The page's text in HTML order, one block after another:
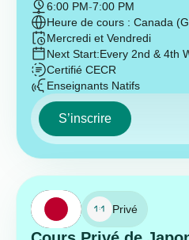
6:00 PM-7:00 PM
Heure de cours : Canada
Mercredi et Vendredi
Next Start:Every 2nd & 4th
Certifié CECR
Enseignants Natifs
S’inscrire
Privé